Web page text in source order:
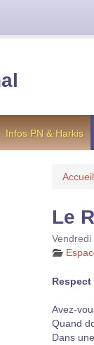
Infos PN & Harkis
Le
Respect
Avez-
Quand
Dans
l’ancienne